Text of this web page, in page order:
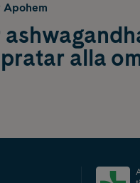
Apohem
alla